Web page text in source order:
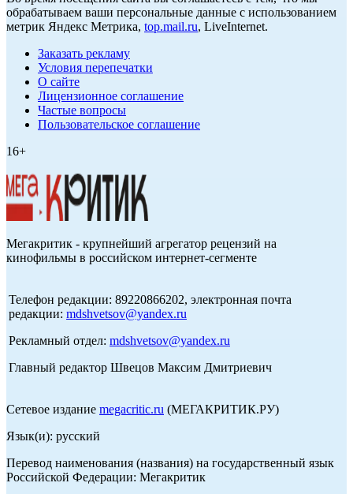
обрабатываем ваши персональные данные с использованием
метрик Яндекс Метрика, top.mail.ru, LiveInternet.
Заказать рекламу
Условия перепечатки
О сайте
Лицензионное соглашение
Частые вопросы
Пользовательское соглашение
16+
Мегакритик - крупнейший агрегатор рецензий на
кинофильмы в российском интернет-сегменте
Телефон редакции: 89220866202, электронная почта
редакции: mdshvetsov@yandex.ru
Рекламный отдел: mdshvetsov@yandex.ru
Главный редактор Швецов Максим Дмитриевич
Сетевое издание megacritic.ru (МЕГАКРИТИК.РУ)
Язык(и): русский
Перевод наименования (названия) на государственный язык
Российской Федерации: Мегакритик